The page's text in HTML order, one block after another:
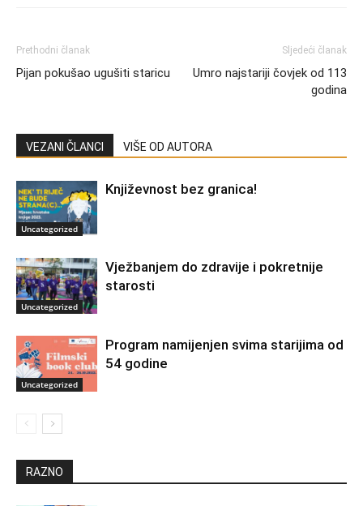
Prethodni članak
Pijan pokušao ugušiti staricu
Sljedeći članak
Umro najstariji čovjek od 113
godina
VEZANI ČLANCI VIŠE OD AUTORA
Uncategorized
Književnost bez granica!
Uncategorized
Vježbanjem do zdravije i pokretnije
starosti
Uncategorized
Program namijenjen svima starijima od
54 godine
RAZNO